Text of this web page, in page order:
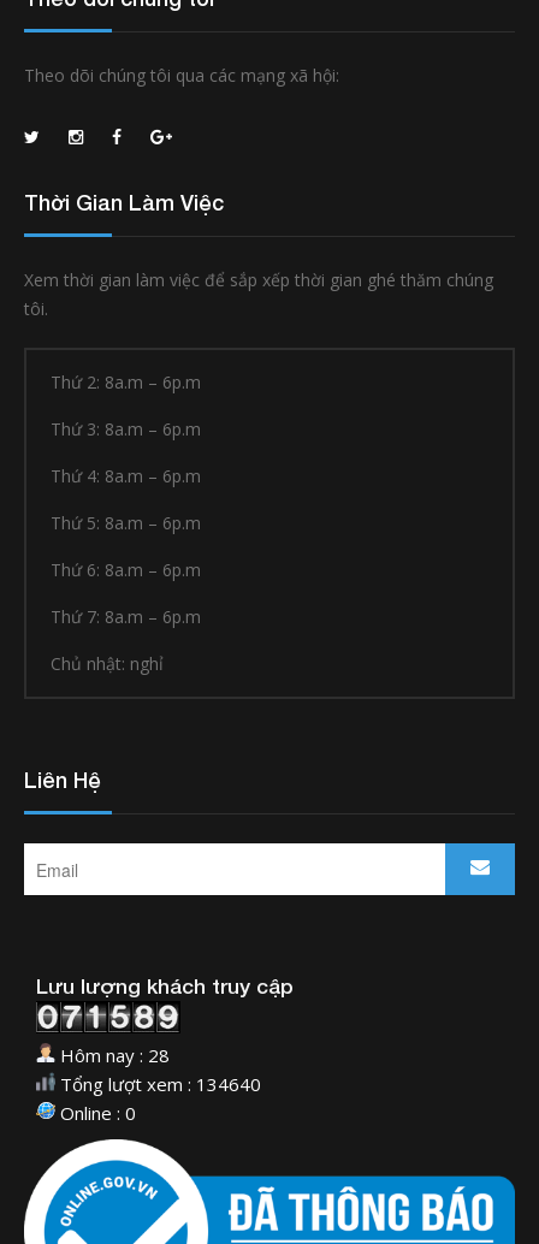
Theo dõi chúng tôi qua các mạng xã hội:
Thời Gian Làm Việc
Xem thời gian làm việc để sắp xếp thời gian ghé thăm chúng
tôi.
Thứ 2: 8a.m – 6p.m
Thứ 3: 8a.m – 6p.m
Thứ 4: 8a.m – 6p.m
Thứ 5: 8a.m – 6p.m
Thứ 6: 8a.m – 6p.m
Thứ 7: 8a.m – 6p.m
Chủ nhật: nghỉ
Liên Hệ
Lưu lượng khách truy cập
Hôm nay : 28
Tổng lượt xem : 134640
Online : 0